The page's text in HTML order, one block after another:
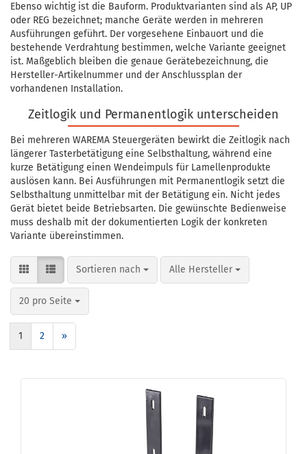
Ebenso wichtig ist die Bauform. Produktvarianten sind als AP, UP
oder REG bezeichnet; manche Geräte werden in mehreren
Ausführungen geführt. Der vorgesehene Einbauort und die
bestehende Verdrahtung bestimmen, welche Variante geeignet
ist. Maßgeblich bleiben die genaue Gerätebezeichnung, die
Hersteller-Artikelnummer und der Anschlussplan der
vorhandenen Installation.
Zeitlogik und Permanentlogik unterscheiden
Bei mehreren WAREMA Steuergeräten bewirkt die Zeitlogik nach
längerer Tasterbetätigung eine Selbsthaltung, während eine
kurze Betätigung einen Wendeimpuls für Lamellenprodukte
auslösen kann. Bei Ausführungen mit Permanentlogik setzt die
Selbsthaltung unmittelbar mit der Betätigung ein. Nicht jedes
Gerät bietet beide Betriebsarten. Die gewünschte Bedienweise
muss deshalb mit der dokumentierten Logik der konkreten
Variante übereinstimmen.
Sortieren nach
Sortieren nach Alle Hersteller
pro Seite
20 pro Seite
pro Seite
1 2 »